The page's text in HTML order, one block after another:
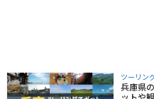
駅に併設され
は、宮沢賢治
ツーリン
兵庫県